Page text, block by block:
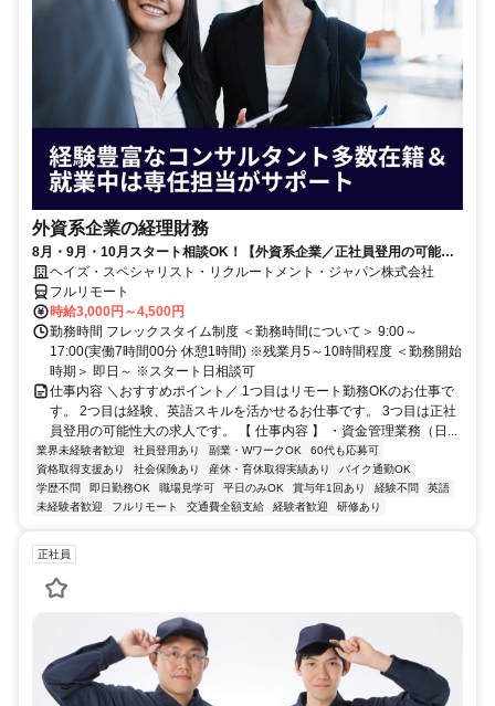
外資系企業の経理財務
8月・9月・10月スタート相談OK！【外資系企業／正社員登用の可能性
大／700万～800万／リモート勤務OK】経理財務
ヘイズ・スペシャリスト・リクルートメント・ジャパン株式会社
フルリモート
時給3,000円～4,500円
勤務時間 フレックスタイム制度 ＜勤務時間について＞ 9:00～
17:00(実働7時間00分 休憩1時間) ※残業月5～10時間程度 ＜勤務開始
時期＞ 即日～ ※スタート日相談可
仕事内容 ＼おすすめポイント／ 1つ目はリモート勤務OKのお仕事で
す。 2つ目は経験、英語スキルを活かせるお仕事です。 3つ目は正社
員登用の可能性大の求人です。 【 仕事内容 】 ・資金管理業務（日...
業界未経験者歓迎 社員登用あり 副業・WワークOK
60代も応募可
資格取得支援あり
社会保険あり 産休・育休取得実績あり
バイク通勤OK
学歴不問
即日勤務OK 職場見学可 平日のみOK 賞与年1回あり 経験不問
英語
未経験者歓迎
フルリモート 交通費全額支給 経験者歓迎 研修あり
正社員